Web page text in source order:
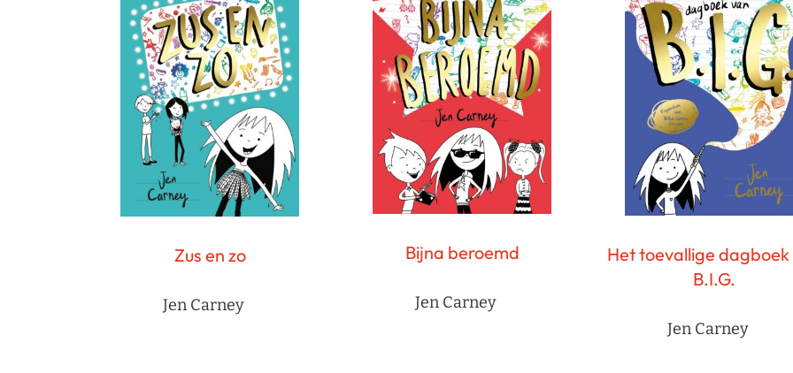
Zus en zo
Jen Carney
Bijna beroemd
Jen Carney
Het toevallige dagboek
B.I.G.
Jen Carney